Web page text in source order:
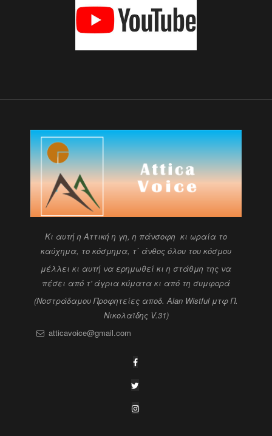
Kι αυτή η Αττική η γη, η πάνσοφη κι ωραία το
καύχημα, το κόσμημα, τ΄ άνθος όλου του κόσμου
μέλλει κι αυτή να ερημωθεί κι η στάθμη της να
πέσει από τ' άγρια κύματα κι από τη συμφορά
(Νοστράδαμου Προφητείες αποδ. Alan Wistful μτφ Π.
Νικολαϊδης V.31)
atticavoice@gmail.com